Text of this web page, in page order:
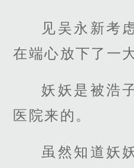
见吴永新考
在端心放下了一
妖妖是被浩
医院来的。
虽然知道妖